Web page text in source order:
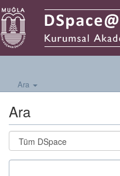
Ara
Ara